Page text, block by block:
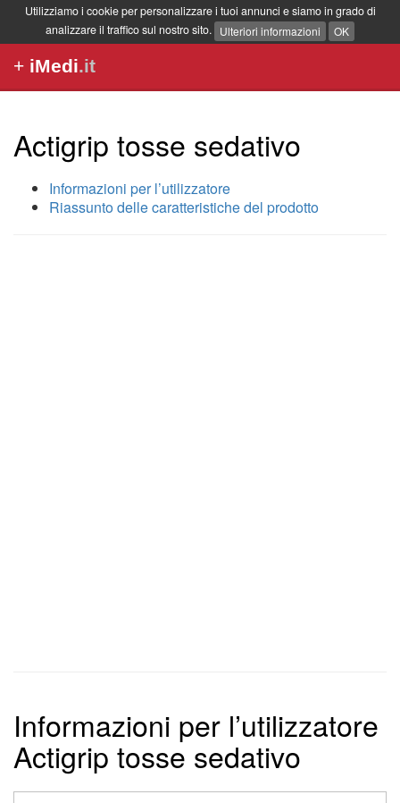
Utilizziamo i cookie per personalizzare i tuoi annunci e siamo in grado di
analizzare il traffico sul nostro sito. Ulteriori informazioni OK
+ iMedi.it
Actigrip tosse sedativo
Informazioni per l’utilizzatore
Riassunto delle caratteristiche del prodotto
Informazioni per l’utilizzatore
Actigrip tosse sedativo